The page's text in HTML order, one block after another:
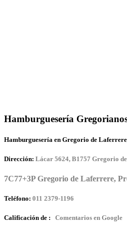
Hamburguesería
Hamburguesería en Gregorio de
Dirección: Lácar 5624, B1757 Gregorio
7C77+3P Gregorio de Laferrere,
Teléfono: 011 2379-1196
Calificación de : Comentarios en Google